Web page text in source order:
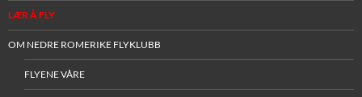
LÆR Å FLY
OM NEDRE ROMERIKE FLYKLUBB
FLYENE VÅRE